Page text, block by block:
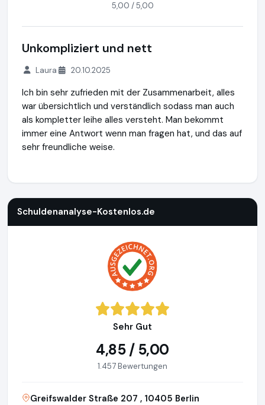
5,00 / 5,00
Unkompliziert und nett
Laura 20.10.2025
Ich bin sehr zufrieden mit der Zusammenarbeit, alles
war übersichtlich und verständlich sodass man auch
als kompletter leihe alles versteht. Man bekommt
immer eine Antwort wenn man fragen hat, und das auf
sehr freundliche weise.
Schuldenanalyse-Kostenlos.de
Sehr Gut
4,85 / 5,00
1.457 Bewertungen
Greifswalder Straße 207 , 10405 Berlin